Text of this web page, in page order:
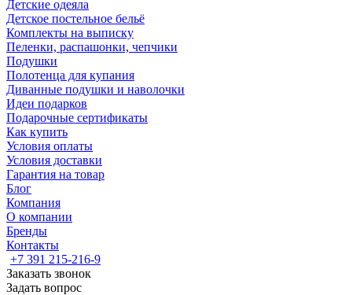
Детские одеяла
Детское постельное бельё
Комплекты на выписку
Пеленки, распашонки, чепчики
Подушки
Полотенца для купания
Диванные подушки и наволочки
Идеи подарков
Подарочные сертификаты
Как купить
Условия оплаты
Условия доставки
Гарантия на товар
Блог
Компания
О компании
Бренды
Контакты
+7 391 215-216-9
Заказать звонок
Задать вопрос